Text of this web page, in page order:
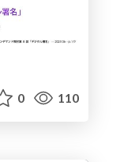
0 110